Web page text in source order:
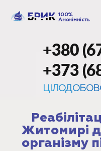
100%
Анонімність
+380
+373
Житомирі
організму